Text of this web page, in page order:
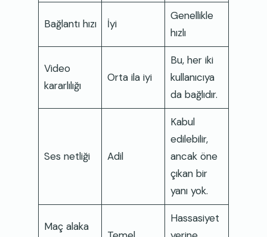
Bağlantı hızı İyi
Genellikle
hızlı
Video
kararlılığı
Orta ila iyi
Bu, her iki
kullanıcıya
da bağlıdır.
Ses netliği Adil
Kabul
edilebilir,
ancak öne
çıkan bir
yanı yok.
Maç alaka
Hassasiyet